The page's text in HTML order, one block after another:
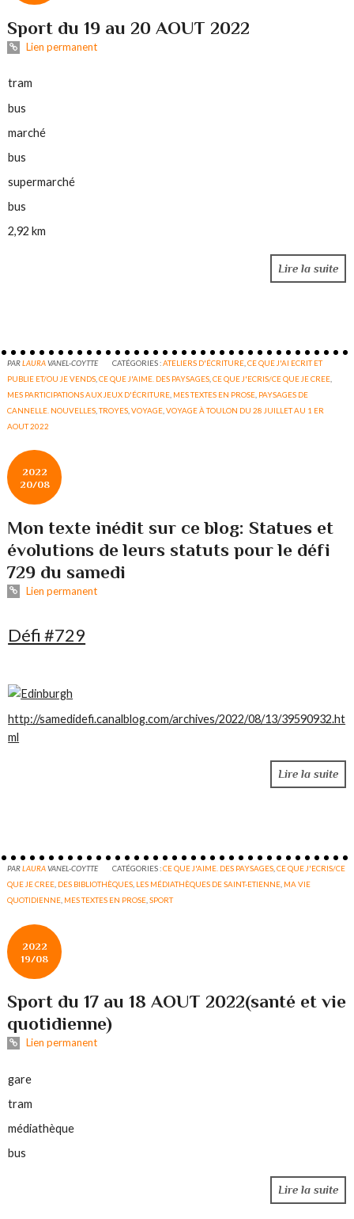
Sport du 19 au 20 AOUT 2022
Lien permanent
tram
bus
marché
bus
supermarché
bus
2,92 km
Lire la suite
PARLAURAVANEL-COYTTE CATÉGORIES :ATELIERS D'ÉCRITURE ,CE QUE J'AI ECRIT ET
PUBLIE ET/OU JE VENDS ,CE QUE J'AIME. DES PAYSAGES ,CE QUE J'ECRIS/CE QUE JE CREE
MES PARTICIPATIONS AUX JEUX D'ÉCRITURE MES TEXTES EN PROSE PAYSAGES DE
CANNELLE. NOUVELLES ,TROYES ,VOYAGE ,VOYAGE À TOULON DU 28 JUILLET AU 1 ER
AOUT 2022
2022
20/08
Mon texte inédit sur ce blog: Statues et
évolutions de leurs statuts pour le défi
729 du samedi
Lien permanent
Défi #729
http://samedidefi.canalblog.com/archives/2022/08/13/39590932.ht
ml
Lire la suite
PARLAURAVANEL-COYTTE CATÉGORIES :CE QUE J'AIME. DES PAYSAGES ,CE QUE J'ECRIS/CE
QUE JE CREE DES BIBLIOTHÈQUES LES MÉDIATHÈQUES DE SAINT-ETIENNE MA VIE
QUOTIDIENNE MES TEXTES EN PROSE ,SPORT
2022
19/08
Sport du 17 au 18 AOUT 2022(santé et vie
quotidienne)
Lien permanent
gare
tram
médiathèque
bus
Lire la suite